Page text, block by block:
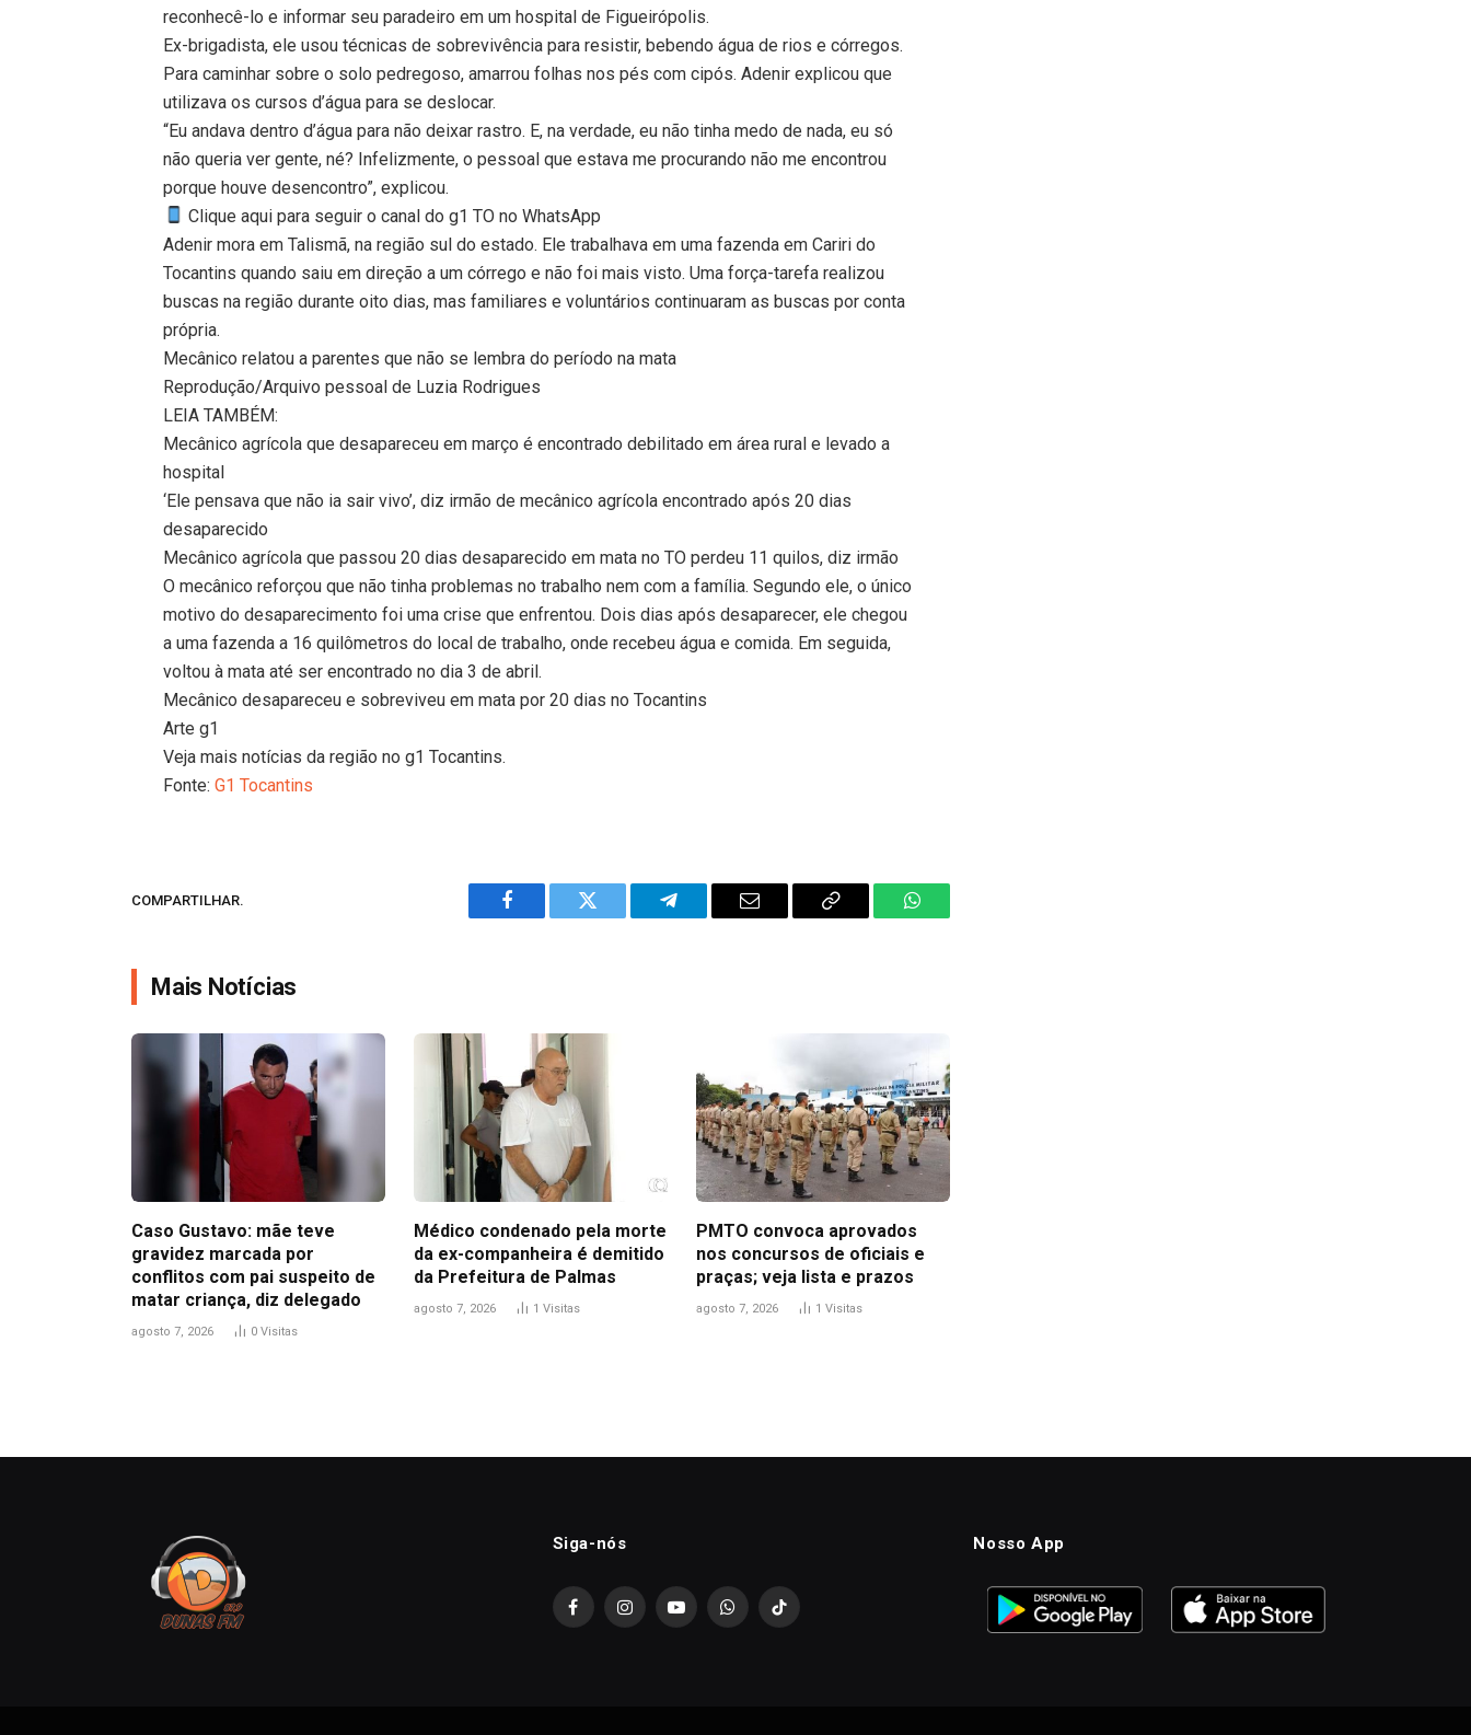
reconhecê-lo e informar seu paradeiro em um hospital de Figueirópolis.
Ex-brigadista, ele usou técnicas de sobrevivência para resistir, bebendo água de rios e córregos.
Para caminhar sobre o solo pedregoso, amarrou folhas nos pés com cipós. Adenir explicou que
utilizava os cursos d’água para se deslocar.
“Eu andava dentro d’água para não deixar rastro. E, na verdade, eu não tinha medo de nada, eu só
não queria ver gente, né? Infelizmente, o pessoal que estava me procurando não me encontrou
porque houve desencontro”, explicou.
Clique aqui para seguir o canal do g1 TO no WhatsApp
Adenir mora em Talismã, na região sul do estado. Ele trabalhava em uma fazenda em Cariri do
Tocantins quando saiu em direção a um córrego e não foi mais visto. Uma força-tarefa realizou
buscas na região durante oito dias, mas familiares e voluntários continuaram as buscas por conta
própria.
Mecânico relatou a parentes que não se lembra do período na mata
Reprodução/Arquivo pessoal de Luzia Rodrigues
LEIA TAMBÉM:
Mecânico agrícola que desapareceu em março é encontrado debilitado em área rural e levado a
hospital
‘Ele pensava que não ia sair vivo’, diz irmão de mecânico agrícola encontrado após 20 dias
desaparecido
Mecânico agrícola que passou 20 dias desaparecido em mata no TO perdeu 11 quilos, diz irmão
O mecânico reforçou que não tinha problemas no trabalho nem com a família. Segundo ele, o único
motivo do desaparecimento foi uma crise que enfrentou. Dois dias após desaparecer, ele chegou
a uma fazenda a 16 quilômetros do local de trabalho, onde recebeu água e comida. Em seguida,
voltou à mata até ser encontrado no dia 3 de abril.
Mecânico desapareceu e sobreviveu em mata por 20 dias no Tocantins
Arte g1
Veja mais notícias da região no g1 Tocantins.
Fonte:G1 Tocantins
COMPARTILHAR.
Facebook Twitter Telegram Email
Copy
WhatsApp
Mais Notícias
Caso Gustavo: mãe teve
gravidez marcada por
conflitos com pai suspeito de
matar criança, diz delegado
agosto 7, 2026 0 Visitas
Médico condenado pela morte
da ex-companheira é demitido
da Prefeitura de Palmas
agosto 7, 2026 1 Visitas
PMTO convoca aprovados
nos concursos de oficiais e
praças; veja lista e prazos
agosto 7, 2026 1 Visitas
Siga-nós
FacebookInstagramYouTubeWhatsAppTikTok
Nosso App